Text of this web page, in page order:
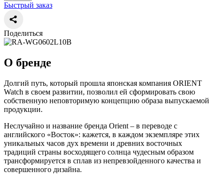
Быстрый заказ
Поделиться
О бренде
Долгий путь, который прошла японская компания ORIENT
Watch в своем развитии, позволил ей сформировать свою
собственную неповторимую концепцию образа выпускаемой
продукции.
Неслучайно и название бренда Orient – в переводе с
английского «Восток»: кажется, в каждом экземпляре этих
уникальных часов дух времени и древних восточных
традиций страны восходящего солнца чудесным образом
трансформируется в сплав из непревзойденного качества и
совершенного дизайна.